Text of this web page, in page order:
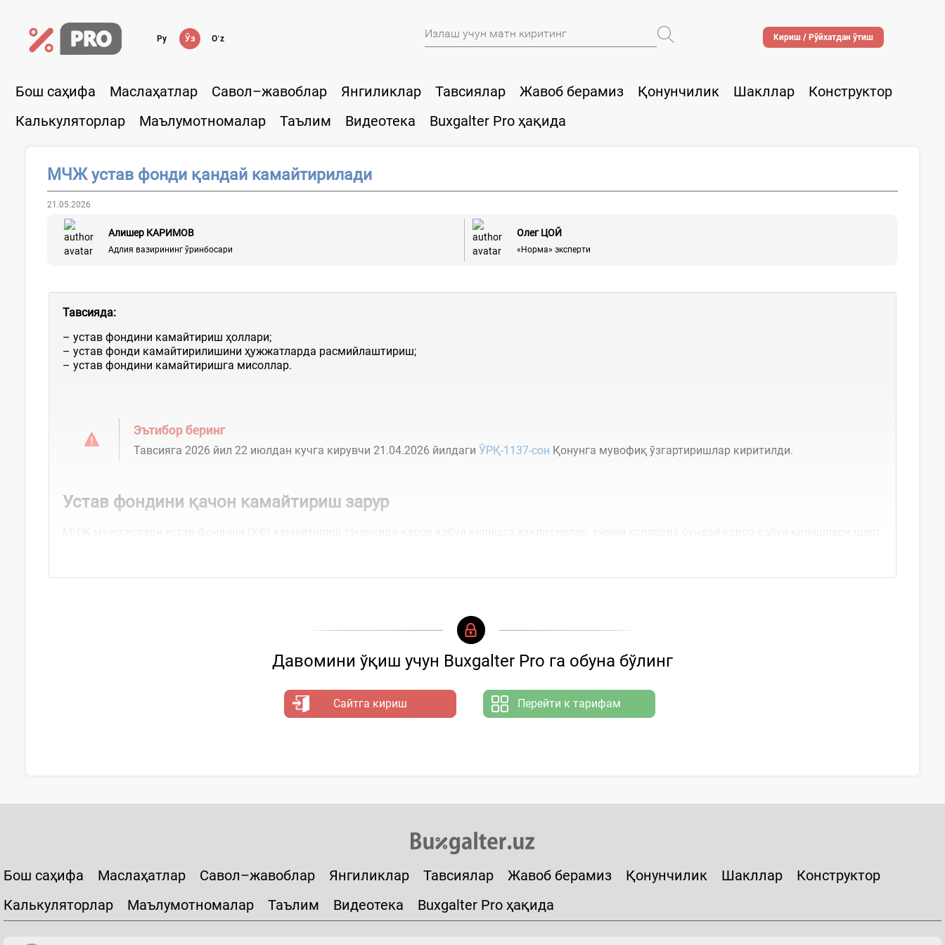
Ру Ўз Oʻz Кириш / Рўйхатдан ўтиш
Бош саҳифа Маслаҳатлар Савол–жавоблар Янгиликлар Тавсиялар Жавоб берамиз Қонунчилик Шакллар
Конструктор
Калькуляторлар
Маълумотномалар Таълим Видеотека Buxgalter Pro ҳақида
МЧЖ устав фонди қандай камайтирилади
21.05.2026
Алишер КАРИМОВ
Адлия вазирининг ўринбосари
Олег ЦОЙ
«Норма» эксперти
Тавсияда:
– устав фондини камайтириш ҳоллари;
– устав фонди камайтирилишини ҳужжатларда расмийлаштириш;
– устав фондини камайтиришга мисоллар.
Эътибор беринг
Тавсияга 2026 йил 22 июлдан кучга кирувчи 21.04.2026 йилдаги ЎРҚ-1137-сон Қонунга мувофиқ ўзгартиришлар киритилди.
Устав фондини қачон камайтириш зарур
Давомини ўқиш учун Buxgalter Pro га обуна бўлинг
Сайтга кириш Перейти к тарифам
Бош саҳифа Маслаҳатлар Савол–жавоблар Янгиликлар Тавсиялар Жавоб берамиз Қонунчилик Шакллар
Конструктор
Калькуляторлар
Маълумотномалар Таълим Видеотека Buxgalter Pro ҳақида